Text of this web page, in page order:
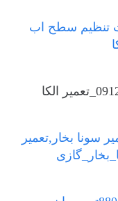
تنظیم سطح اب
سونا بخار,تعمیر